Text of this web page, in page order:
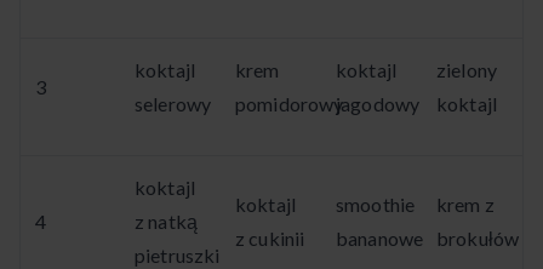
3
koktajl
selerowy
krem
pomidorowy
koktajl
jagodowy
zielony
koktajl
4
koktajl
z natką
pietruszki
koktajl
z cukinii
smoothie
bananowe
krem z
brokułów